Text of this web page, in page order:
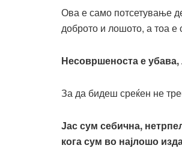
Ова е само потсетување
доброто и лошото, а тоа
Несовршеноста е
За да бидеш среќен не
Јас сум себична,
кога сум во најлошо